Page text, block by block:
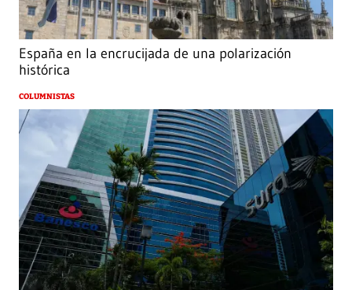
España en la encrucijada de una polarización
histórica
COLUMNISTAS